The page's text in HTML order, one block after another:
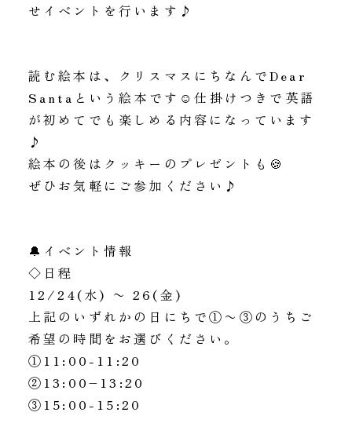
せイベントを行います♪
読む絵本は、クリスマスにちなんでDear
Santaという絵本です☺仕掛けつきで英語
が初めてでも楽しめる内容になっています
♪
絵本の後はクッキーのプレゼントも🍪
ぜひお気軽にご参加ください♪
🔔イベント情報
◇日程
12/24(水) 〜 26(金)
上記のいずれかの日にちで①〜③のうちご
希望の時間をお選びください。
①11:00-11:20
②13:00–13:20
③15:00-15:20